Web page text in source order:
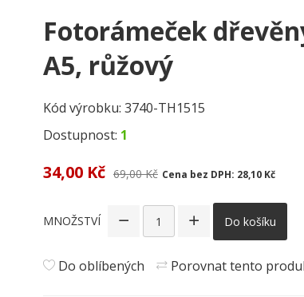
Fotorámeček
A5, růžový
Kód výrobku: 3740-TH1515
Dostupnost: 1
34,00 Kč 69,00 Kč Cena bez DPH: 28,10 Kč
MNOŽSTVÍ Do košíku
Do oblíbených Porovnat tento